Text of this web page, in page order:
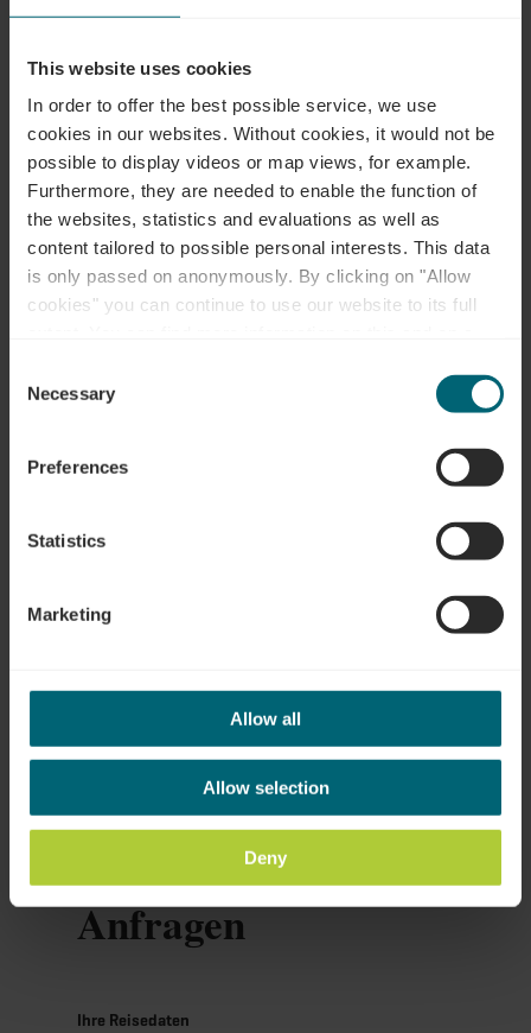
This website uses cookies
In order to offer the best possible service, we use
cookies in our websites. Without cookies, it would not be
possible to display videos or map views, for example.
Furthermore, they are needed to enable the function of
the websites, statistics and evaluations as well as
content tailored to possible personal interests. This data
is only passed on anonymously. By clicking on "Allow
cookies" you can continue to use our website to its full
time.
Selection
Necessary
Preferences
Statistics
Marketing
Allow all
Allow selection
Deny
Kontakt
Adresse:
Camping Schützwiese
8, Rue de la Sûre
L-6649 Wasserbillig
Tel.:
Anfragen
Ihre Reisedaten